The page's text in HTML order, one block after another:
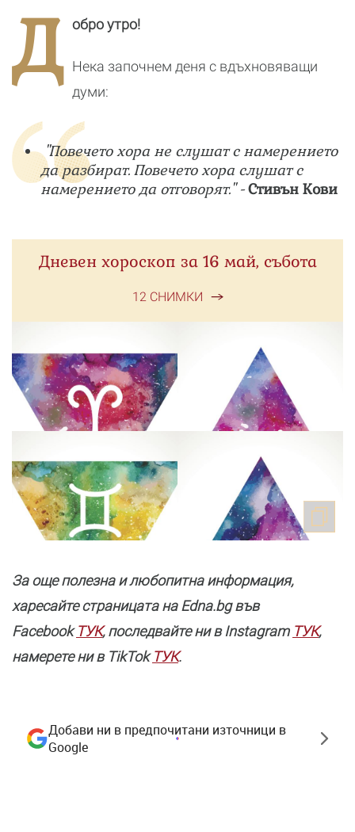
Д обро утро!
Нека започнем деня с вдъхновяващи
думи:
"Повечето хора не слушат с намерението
да разбират. Повечето хора слушат с
намерението да отговорят." -Стивън Кови
Дневен хороскоп за 16 май, събота
12 СНИМКИ
За още полезнa и любопитна информация,
харесайте страницата нa Edna.bg във
FacebookТУК, последвайте ни в Instagram ТУК,
намерете ни в TikTokТУК.
Добави ни в предпочитани източници в
Google